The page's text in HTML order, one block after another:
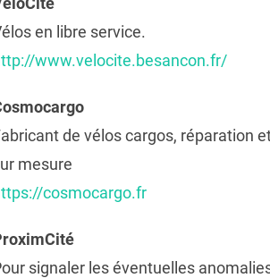
en libre service.
www.velocite.besancon.fr/
de vélos cargos, réparation
mesure
cosmocargo.fr
signaler les éventuelles